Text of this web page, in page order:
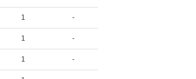
1 -
1 -
1 -